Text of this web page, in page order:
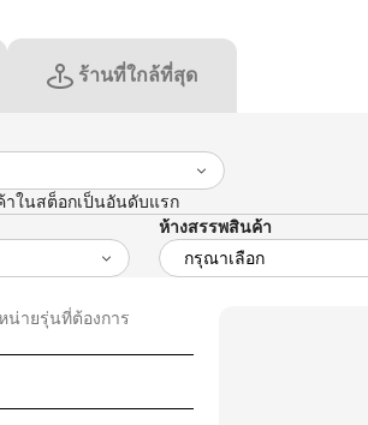
ร้านที่ใกล้ที่สุด
าในสต็อกเป็นอันดับแรก
ห้างสรรพสินค้า
น่ายรุ่นที่ต้องการ